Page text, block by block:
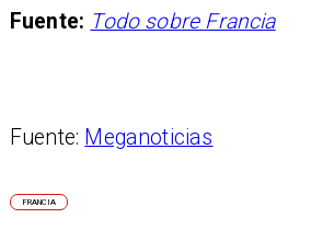
Fuente: Todo sobre Francia
Fuente: Meganoticias
FRANCIA